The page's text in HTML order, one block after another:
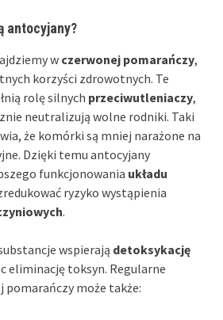
antocyjany?
w czerwonej pomarańczy,
korzyści zdrowotnych. Te
rolę silnych przeciwutleniaczy,
neutralizują wolne rodniki. Taki
że komórki są mniej narażone na
Dzięki temu antocyjany
funkcjonowania układu
ryzyko wystąpienia
.
wspierają detoksykację
eliminację toksyn. Regularne
pomarańczy może także: